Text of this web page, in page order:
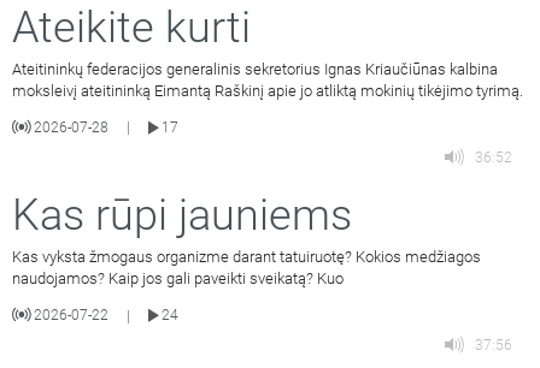
Ateikite kurti
Ateitininkų federacijos generalinis sekretorius Ignas Kriaučiūnas kalbina
moksleivį ateitininką Eimantą Raškinį apie jo atliktą mokinių tikėjimo tyrimą.
2026-07-28
17
36:52
Kas rūpi jauniems
Kas vyksta žmogaus organizme darant tatuiruotę? Kokios medžiagos
naudojamos? Kaip jos gali paveikti sveikatą? Kuo
2026-07-22 |
24
37:56